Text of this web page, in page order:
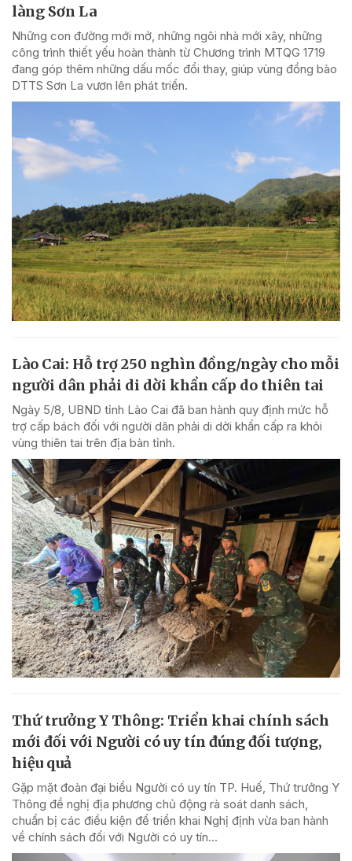
làng Sơn La
Những con đường mới mở, những ngôi nhà mới xây, những
công trình thiết yếu hoàn thành từ Chương trình MTQG 1719
đang góp thêm những dấu mốc đổi thay, giúp vùng đồng bào
DTTS Sơn La vươn lên phát triển.
Lào Cai: Hỗ trợ 250 nghìn đồng/ngày cho mỗi
người dân phải di dời khẩn cấp do thiên tai
Ngày 5/8, UBND tỉnh Lào Cai đã ban hành quy định mức hỗ
trợ cấp bách đối với người dân phải di dời khẩn cấp ra khỏi
vùng thiên tai trên địa bàn tỉnh.
Thứ trưởng Y Thông: Triển khai chính sách
mới đối với Người có uy tín đúng đối tượng,
hiệu quả
Gặp mặt đoàn đại biểu Người có uy tín TP. Huế, Thứ trưởng Y
Thông đề nghị địa phương chủ động rà soát danh sách,
chuẩn bị các điều kiện để triển khai Nghị định vừa ban hành
về chính sách đối với Người có uy tín...